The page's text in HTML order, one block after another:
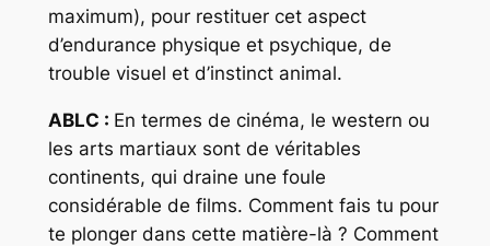
maximum), pour restituer cet aspect
d’endurance physique et psychique, de
trouble visuel et d’instinct animal.
ABLC : En termes de cinéma, le western ou
les arts martiaux sont de véritables
continents, qui draine une foule
considérable de films. Comment fais tu pour
te plonger dans cette matière-là ? Comment